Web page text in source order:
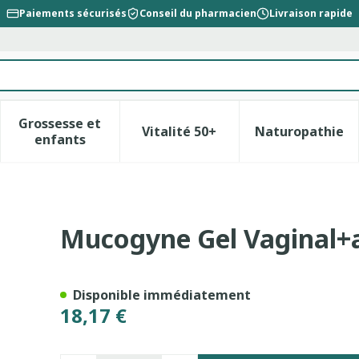
Paiements sécurisés Conseil du pharmacien Livraison rapide
catégorie Beauté, soins et hygiène
sous-menu pour la catégorie Régime, alimentation &
Grossesse et
enfants
Afficher le sous-menu pour la catégorie
Vitalité 50+Afficher le sous-menu pour
Naturopathie
Afficher
Tube 40ml
Mucogyne Gel
18,17 €
Disponible immédiatement